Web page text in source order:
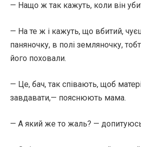
— Нащо ж так кажуть, коли він
— На те ж і кажуть, що вбитий,
паняночку, в полі земляночку,
його поховали.
— Це, бач, так співають, щоб
завдавати,— пояснюють мама.
— А який же то жаль? —